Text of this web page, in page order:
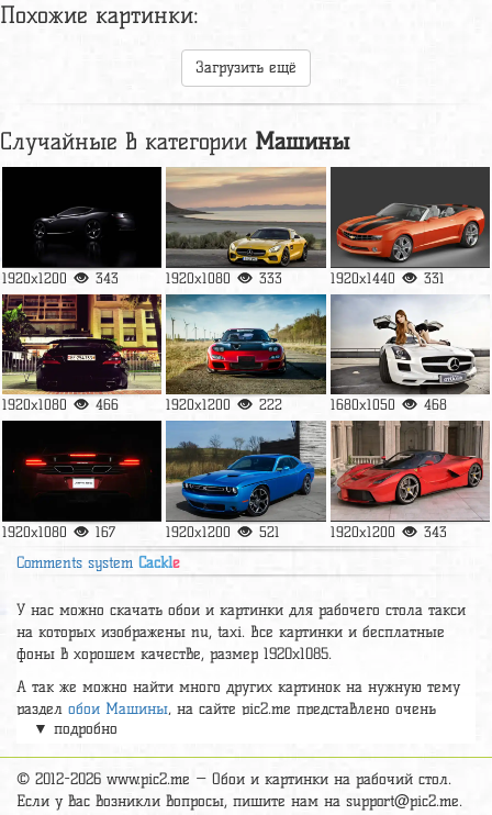
Похожие картинки:
Загрузить ещё
Случайные в категории Машины
1920x1200 343 1920x1080 333 1920x1440 331
1920x1080 466 1920x1200 222 1680x1050 468
1920x1080 167 1920x1200 521 1920x1200 343
Comments system Cackle
У нас можно скачать обои и картинки для рабочего стола такси
на которых изображены nu, taxi. Все картинки и бесплатные
фоны в хорошем качестве, размер 1920x1085.
А так же можно найти много других картинок на нужную тему
раздел обои Машины, на сайте pic2.me представлено очень
большое количество красивых широкоформатных картинок, фото
и обоев хорошего hd качества бесплатно и на телефон.
▼ подробно
© 2012-2026 www.pic2.me — Обои и картинки на рабочий стол.
Если у вас возникли вопросы, пишите нам на support@pic2.me.